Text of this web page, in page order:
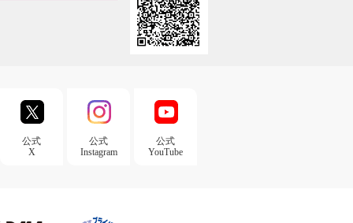
公式
X
公式
Instagram
公式
YouTube